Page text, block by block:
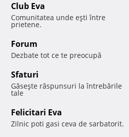
Club Eva
Comunitatea unde eşti între
prietene.
Forum
Dezbate tot ce te preocupă
Sfaturi
Găseşte răspunsuri la întrebările
tale
Felicitari Eva
Zilnic poti gasi ceva de sarbatorit.